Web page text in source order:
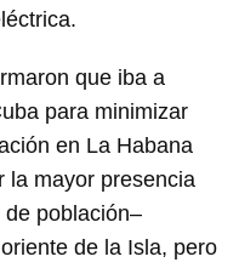
que iba a
para minimizar
en La Habana
la mayor presencia
población–
de la Isla, pero